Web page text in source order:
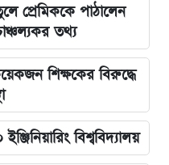
প্রেমিককে পাঠালেন
তথ্য
শিক্ষকের বিরুদ্ধে
বিশ্ববিদ্যালয়